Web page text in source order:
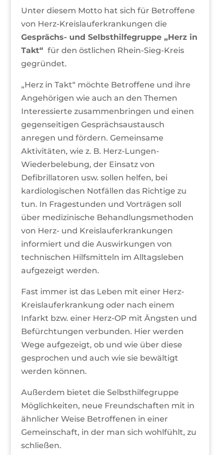
Unter diesem Motto hat sich für Betroffene
von Herz-Kreislauferkrankungen die
Gesprächs- und Selbsthilfegruppe „Herz in
Takt“ für den östlichen Rhein-Sieg-Kreis
gegründet.
„Herz in Takt“ möchte Betroffene und ihre
Angehörigen wie auch an den Themen
Interessierte zusammenbringen und einen
gegenseitigen Gesprächsaustausch
anregen und fördern. Gemeinsame
Aktivitäten, wie z. B. Herz-Lungen-
Wiederbelebung, der Einsatz von
Defibrillatoren usw. sollen helfen, bei
kardiologischen Notfällen das Richtige zu
tun. In Fragestunden und Vorträgen soll
über medizinische Behandlungsmethoden
von Herz- und Kreislauferkrankungen
informiert und die Auswirkungen von
technischen Hilfsmitteln im Alltagsleben
aufgezeigt werden.
Fast immer ist das Leben mit einer Herz-
Kreislauferkrankung oder nach einem
Infarkt bzw. einer Herz-OP mit Ängsten und
Befürchtungen verbunden. Hier werden
Wege aufgezeigt, ob und wie über diese
gesprochen und auch wie sie bewältigt
werden können.
Außerdem bietet die Selbsthilfegruppe
Möglichkeiten, neue Freundschaften mit in
ähnlicher Weise Betroffenen in einer
Gemeinschaft, in der man sich wohlfühlt, zu
schließen.